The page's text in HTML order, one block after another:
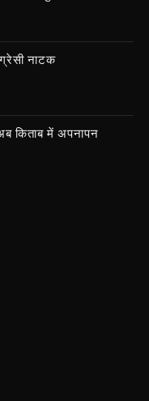
नाटक
किताब में अपनापन